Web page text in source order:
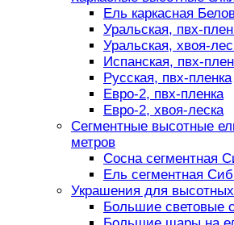
Ель каркасная
Уральская, пвх-
Уральская, хвоя-
Испанская, пвх-
Русская, пвх-пленка
Евро-2, пвх-пленка
Евро-2, хвоя-леска
Сегментные высотные
метров
Сосна сегментная
Ель сегментная
Украшения для
Большие световые